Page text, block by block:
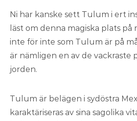
Ni har kanske sett Tulum i ert
läst om denna magiska plats på
inte för inte som Tulum är på
är nämligen en av de vackraste
jorden.
Tulum är belägen i sydöstra
karaktäriseras av sina sagolika